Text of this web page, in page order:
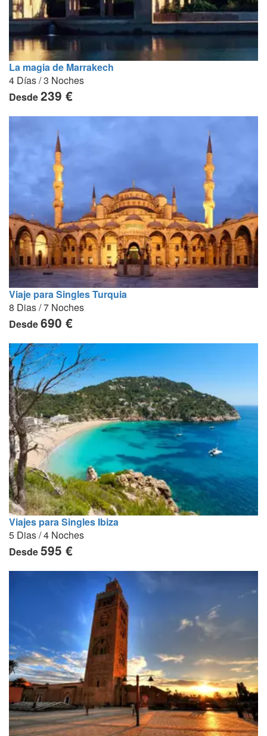
La magia de Marrakech
4 Días / 3 Noches
Desde239 €
Viaje para Singles Turquia
8 Dias / 7 Noches
Desde690 €
Viajes para Singles Ibiza
5 Dias / 4 Noches
Desde595 €